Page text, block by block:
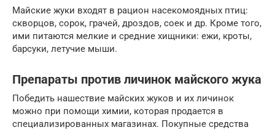
Майские жуки входят в рацион насекомоядных птиц:
скворцов, сорок, грачей, дроздов, соек и др. Кроме того,
ими питаются мелкие и средние хищники: ежи, кроты,
барсуки, летучие мыши.
Препараты против личинок майского жука
Победить нашествие майских жуков и их личинок
можно при помощи химии, которая продается в
специализированных магазинах. Покупные средства